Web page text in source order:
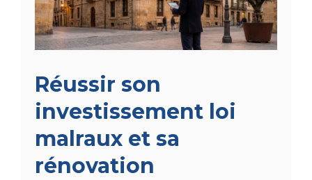
Réussir son
investissement loi
malraux et sa
rénovation